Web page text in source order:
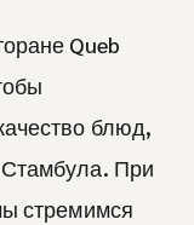
Queb
блюд,
При
стремимся